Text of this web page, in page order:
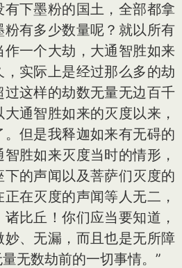
下墨粉的国土，全部都拿
有多少数量呢？就以所有
一个大劫，大通智胜如来
实际上是经过那么多的劫
这样的劫数无量无边百千
通智胜如来的灭度以来，
但是我释迦如来有无碍的
胜如来灭度当时的情形，
的声闻以及菩萨们灭度的
在灭度的声闻等人无二，
比丘！你们应当要知道，
、无漏，而且也是无所障
无数劫前的一切事情。”